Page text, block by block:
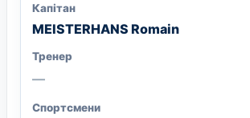
Капітан
MEISTERHANS Romain
Тренер
—
Спортсмени